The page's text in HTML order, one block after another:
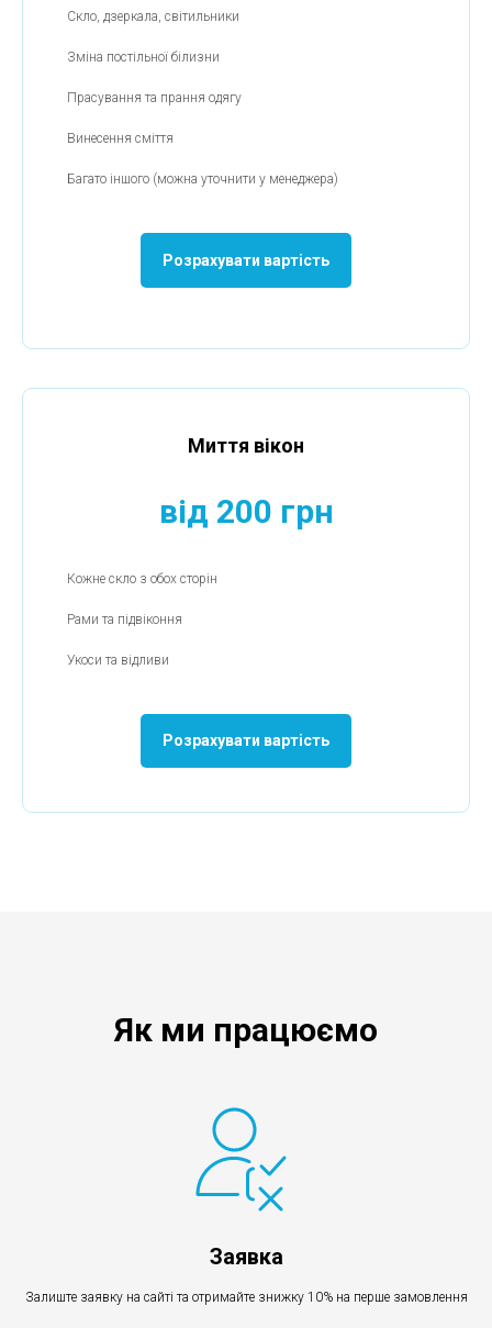
Скло, дзеркала, світильники
Зміна постільної білизни
Прасування та прання одягу
Винесення сміття
Багато іншого (можна уточнити у менеджера)
Розрахувати вартість
Миття вікон
від 200 грн
Кожне скло з обох сторін
Рами та підвіконня
Укоси та відливи
Розрахувати вартість
Як ми працюємо
Заявка
Залиште заявку на сайті та отримайте знижку 10% на перше замовлення